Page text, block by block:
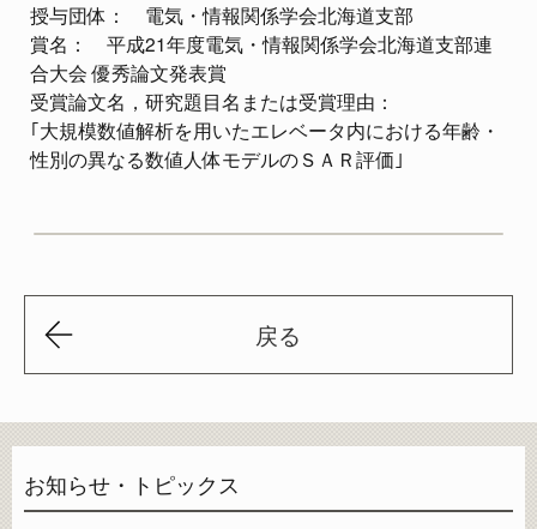
授与団体： 電気・情報関係学会北海道支部
賞名： 平成21年度電気・情報関係学会北海道支部連
合大会 優秀論文発表賞
受賞論文名，研究題目名または受賞理由：
｢大規模数値解析を用いたエレベータ内における年齢・
性別の異なる数値人体モデルのＳＡＲ評価｣
戻る
お知らせ・トピックス